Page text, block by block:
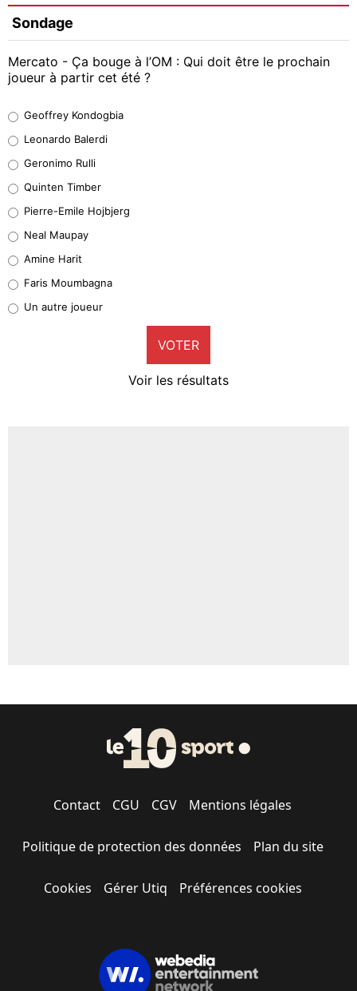
Sondage
Mercato - Ça bouge à l’OM : Qui doit être le prochain
joueur à partir cet été ?
38%
32%
5%
1%
9%
Geoffrey Kondogbia
Leonardo Balerdi
Geronimo Rulli
Quinten Timber
Pierre-Emile Hojbjerg
Neal Maupay
Amine Harit
Faris Moumbagna
Un autre joueur
VOTER
Voir les résultats
Contact CGU CGV Mentions légales
Politique de protection des données Plan du site
Cookies Gérer Utiq Préférences cookies